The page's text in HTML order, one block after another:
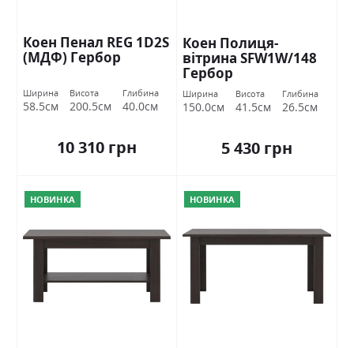
Коен Пенал REG 1D2S
(МДФ) Гербор
Ширина
58.5см
Висота
200.5см
Глибина
40.0см
10 310 грн
Коен Полиця-
вітрина SFW1W/148
Гербор
Ширина
150.0см
Висота
41.5см
Глибина
26.5см
5 430 грн
НОВИНКА НОВИНКА